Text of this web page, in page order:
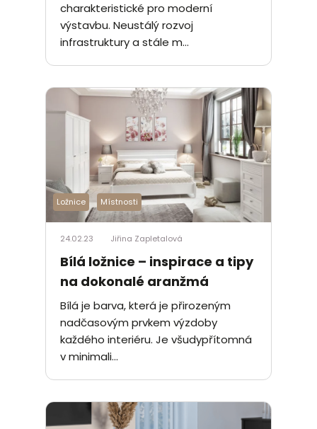
charakteristické pro moderní
výstavbu. Neustálý rozvoj
infrastruktury a stále m...
Ložnice Místnosti
24.02.23 Jiřina Zapletalová
Bílá ložnice – inspirace a tipy
na dokonalé aranžmá
Bílá je barva, která je přirozeným
nadčasovým prvkem výzdoby
každého interiéru. Je všudypřítomná
v minimali...